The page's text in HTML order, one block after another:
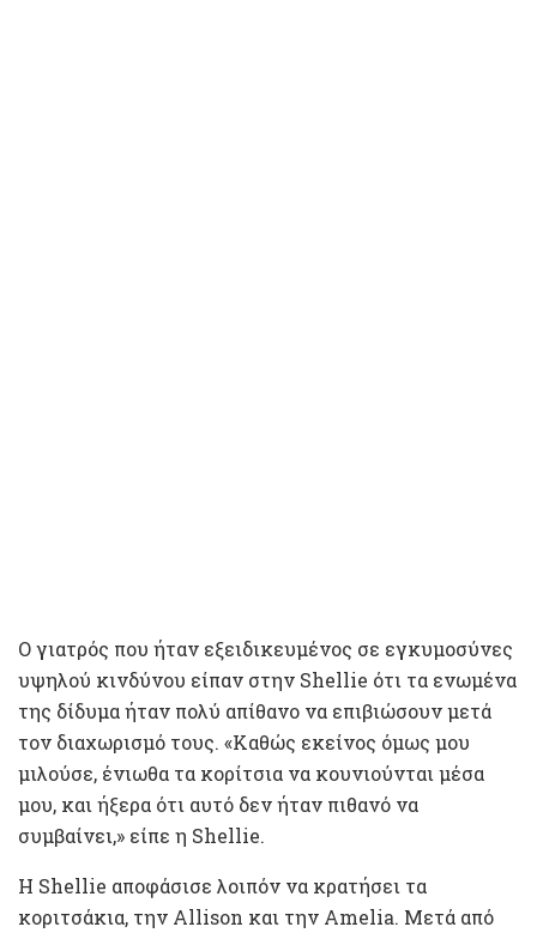
Ο γιατρός που ήταν εξειδικευμένος σε εγκυμοσύνες
υψηλού κινδύνου είπαν στην Shellie ότι τα ενωμένα
της δίδυμα ήταν πολύ απίθανο να επιβιώσουν μετά
τον διαχωρισμό τους. «Καθώς εκείνος όμως μου
μιλούσε, ένιωθα τα κορίτσια να κουνιούνται μέσα
μου, και ήξερα ότι αυτό δεν ήταν πιθανό να
συμβαίνει,» είπε η Shellie.
Η Shellie αποφάσισε λοιπόν να κρατήσει τα
κοριτσάκια, την Allison και την Amelia. Μετά από